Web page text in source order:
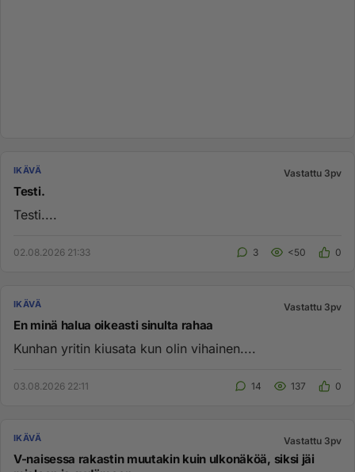
IKÄVÄ Vastattu 3pv
Testi.
Testi....
02.08.2026 21:33 3 <50 0
IKÄVÄ Vastattu 3pv
En minä halua oikeasti sinulta rahaa
Kunhan yritin kiusata kun olin vihainen....
03.08.2026 22:11 14 137 0
IKÄVÄ Vastattu 3pv
V-naisessa rakastin muutakin kuin ulkonäköä, siksi jäi